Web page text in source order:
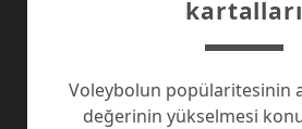
kartalları
Voleybolun popülaritesinin
değerinin yükselmesi